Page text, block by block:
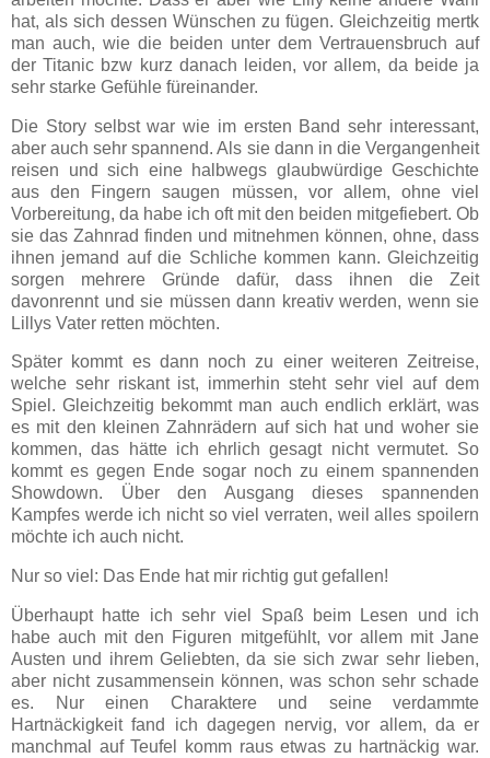
hat, als sich dessen Wünschen zu fügen. Gleichzeitig mertk
man auch, wie die beiden unter dem Vertrauensbruch auf
der Titanic bzw kurz danach leiden, vor allem, da beide ja
sehr starke Gefühle füreinander.
Die Story selbst war wie im ersten Band sehr interessant,
aber auch sehr spannend. Als sie dann in die Vergangenheit
reisen und sich eine halbwegs glaubwürdige Geschichte
aus den Fingern saugen müssen, vor allem, ohne viel
Vorbereitung, da habe ich oft mit den beiden mitgefiebert. Ob
sie das Zahnrad finden und mitnehmen können, ohne, dass
ihnen jemand auf die Schliche kommen kann. Gleichzeitig
sorgen mehrere Gründe dafür, dass ihnen die Zeit
davonrennt und sie müssen dann kreativ werden, wenn sie
Lillys Vater retten möchten.
Später kommt es dann noch zu einer weiteren Zeitreise,
welche sehr riskant ist, immerhin steht sehr viel auf dem
Spiel. Gleichzeitig bekommt man auch endlich erklärt, was
es mit den kleinen Zahnrädern auf sich hat und woher sie
kommen, das hätte ich ehrlich gesagt nicht vermutet. So
kommt es gegen Ende sogar noch zu einem spannenden
Showdown. Über den Ausgang dieses spannenden
Kampfes werde ich nicht so viel verraten, weil alles spoilern
möchte ich auch nicht.
Nur so viel: Das Ende hat mir richtig gut gefallen!
Überhaupt hatte ich sehr viel Spaß beim Lesen und ich
habe auch mit den Figuren mitgefühlt, vor allem mit Jane
Austen und ihrem Geliebten, da sie sich zwar sehr lieben,
aber nicht zusammensein können, was schon sehr schade
es. Nur einen Charaktere und seine verdammte
Hartnäckigkeit fand ich dagegen nervig, vor allem, da er
manchmal auf Teufel komm raus etwas zu hartnäckig war.